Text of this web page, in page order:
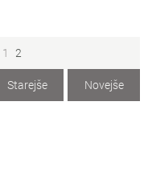
1 2
Novejše
Starejše